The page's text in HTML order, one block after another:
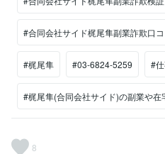
#合同会社サイド梶尾隼副業詐欺口コ
#梶尾隼 #03-6824-5259 #
#梶尾隼(合同会社サイド)の副業や在
8